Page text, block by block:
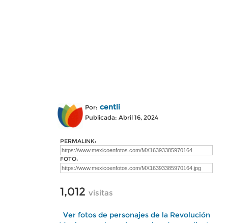
Por: centli
Publicada: Abril 16, 2024
PERMALINK:
FOTO:
1,012 visitas
Ver fotos de personajes de la Revolución